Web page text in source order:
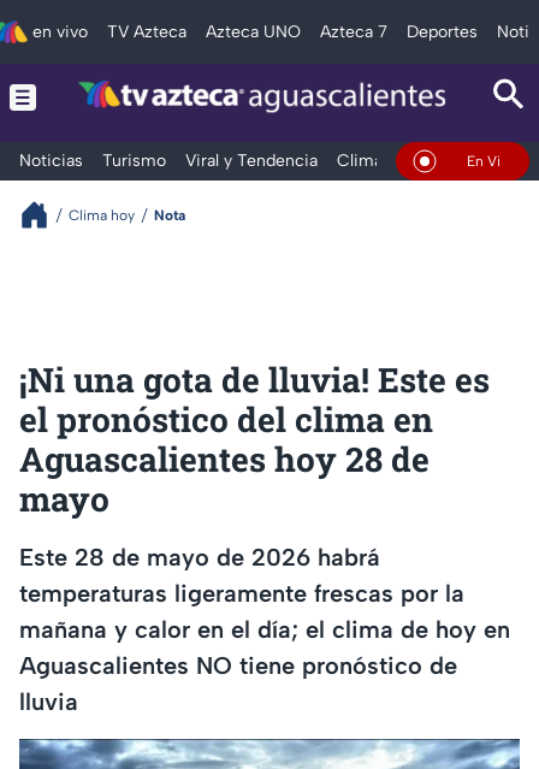
en vivo TV Azteca Azteca UNO Azteca 7 Deportes
Noticias Turismo Viral y Tendencia Clima DeportesEn Vivo
Clima hoy Nota
¡Ni una gota de lluvia! Este es
el pronóstico del clima en
Aguascalientes hoy 28 de
mayo
Este 28 de mayo de 2026 habrá
temperaturas ligeramente frescas por la
mañana y calor en el día; el clima de hoy en
Aguascalientes NO tiene pronóstico de
lluvia